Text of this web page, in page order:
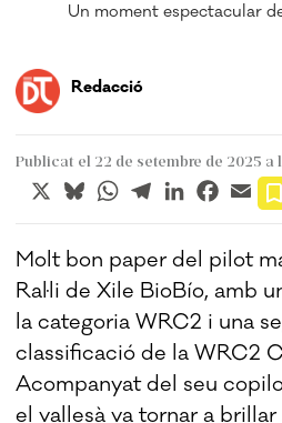
Un moment espectacular
Redacció
Publicat el 22 de setembre de 2025 a
X BlueskyWhatsApp
TelegramLinkedIn
Molt bon paper del pilot
Ral·li de Xile BioBío, amb
la categoria WRC2 i una
classificació de la WRC2
Acompanyat del seu
el vallesà va tornar a brillar